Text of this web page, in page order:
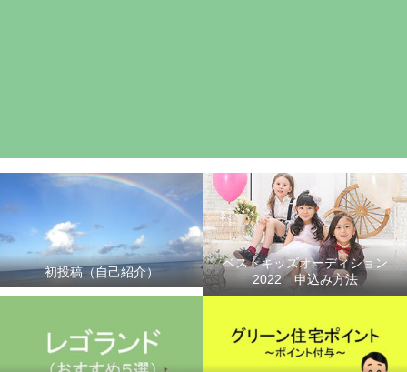
初投稿（自己紹介）
ベストキッズオーディション
2022 申込み方法